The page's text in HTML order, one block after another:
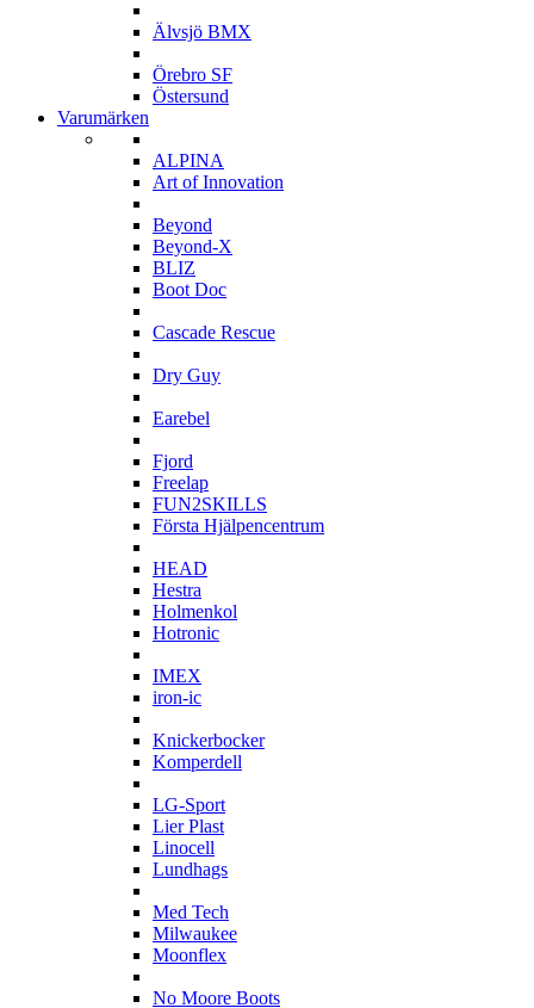
Älvsjö BMX
Örebro SF
Östersund
Varumärken
ALPINA
Art of Innovation
Beyond
Beyond-X
BLIZ
Boot Doc
Cascade Rescue
Dry Guy
Earebel
Fjord
Freelap
FUN2SKILLS
Första Hjälpencentrum
HEAD
Hestra
Holmenkol
Hotronic
IMEX
iron-ic
Knickerbocker
Komperdell
LG-Sport
Lier Plast
Linocell
Lundhags
Med Tech
Milwaukee
Moonflex
No Moore Boots